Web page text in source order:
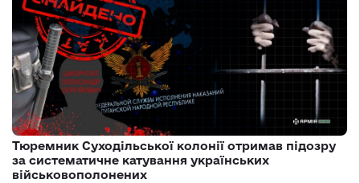
Тюремник Суходільської колонії отримав підозру
за систематичне катування українських
військовополонених